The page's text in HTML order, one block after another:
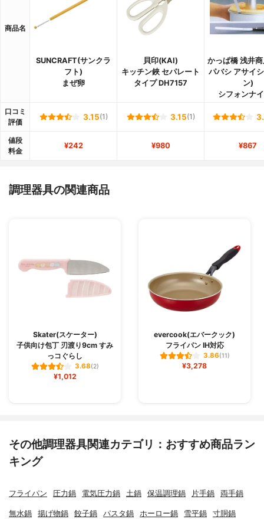
商品名
SUNCRAFT(サンクラ
フト)
まぜ卵
貝印(KAI)
キッチン鋏 セパレート
タイプ DH7157
かっぱ橋 浅井
パバシ アサイ
ン)
シフォンナ
口コミ
評価
3.15(1) 3.15(1)
値段
料金
¥242 ¥980 ¥867
調理器具の関連商品
Skater(スケーター)
子供向け包丁 刃渡り9cm すみ
っコぐらし
3.68(2)
¥1,012
evercook(エバークック)
フライパン IH対応
3.86(11)
¥3,278
その他調理器具関連カテゴリ：おすすめ商品ラン
キング
フライパン 圧力鍋 電気圧力鍋 土鍋 保温調理鍋 片手鍋 両手鍋
無水鍋 揚げ物鍋 餃子鍋 パスタ鍋 ホーロー鍋 雪平鍋 寸胴鍋